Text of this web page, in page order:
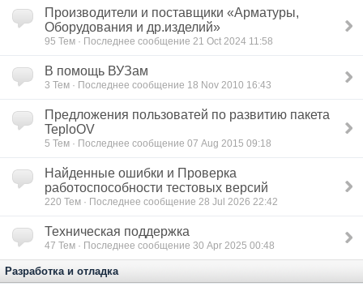
Производители и поставщики «Арматуры,
Оборудования и др.изделий»
95 Тем · Последнее сообщение 21 Oct 2024 11:58
В помощь ВУЗам
3 Тем · Последнее сообщение 18 Nov 2010 16:43
Предложения пользоватей по развитию пакета
TeploOV
5 Тем · Последнее сообщение 07 Aug 2015 09:18
Найденные ошибки и Проверка
работоспособности тестовых версий
220 Тем · Последнее сообщение 28 Jul 2026 22:42
Техническая поддержка
47 Тем · Последнее сообщение 30 Apr 2025 00:48
Разработка и отладка